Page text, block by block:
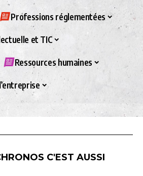
Professions réglementées
et TIC
Ressources humaines
C'EST AUSSI